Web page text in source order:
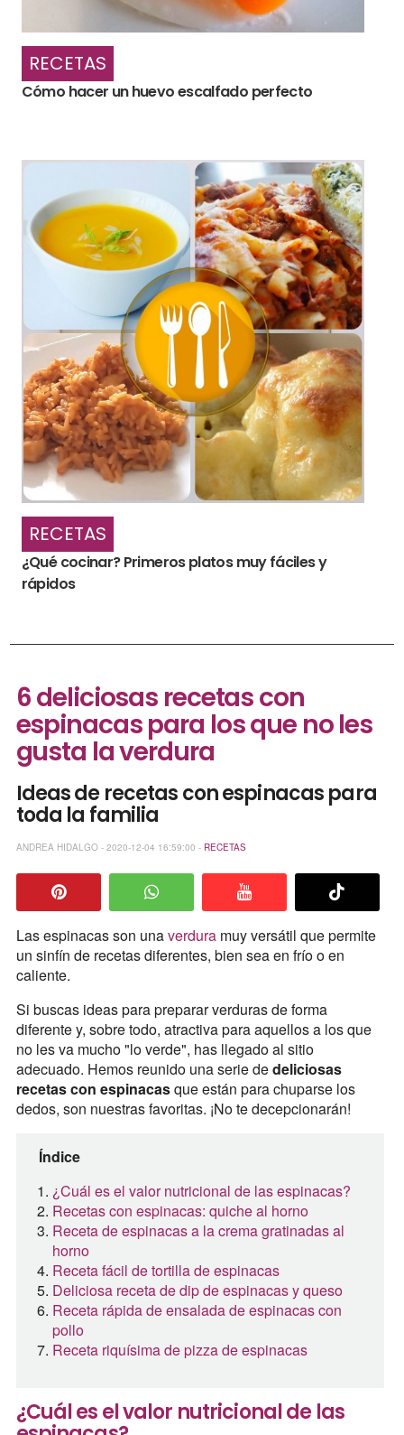
RECETAS
Cómo hacer un huevo escalfado perfecto
RECETAS
¿Qué cocinar? Primeros platos muy fáciles y
rápidos
6 deliciosas recetas con
espinacas para los que no les
gusta la verdura
Ideas de recetas con espinacas para
toda la familia
ANDREA HIDALGO - 2020-12-04 16:59:00 - RECETAS
Las espinacas son unaverduramuy versátil que permite
un sinfín de recetas diferentes, bien sea en frío o en
caliente.
Si buscas ideas para preparar verduras de forma
diferente y, sobre todo, atractiva para aquellos a los que
no les va mucho "lo verde", has llegado al sitio
adecuado. Hemos reunido una serie dedeliciosas
recetas con espinacasque están para chuparse los
dedos, son nuestras favoritas. ¡No te decepcionarán!
Índice
¿Cuál es el valor nutricional de las espinacas?
Recetas con espinacas: quiche al horno
Receta de espinacas a la crema gratinadas al
horno
Receta fácil de tortilla de espinacas
Deliciosa receta de dip de espinacas y queso
Receta rápida de ensalada de espinacas con
pollo
Receta riquísima de pizza de espinacas
¿Cuál es el valor nutricional de las